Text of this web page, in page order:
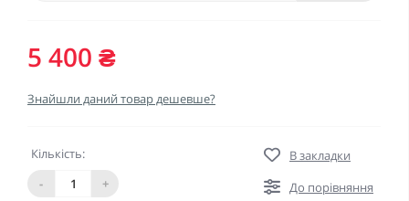
5 400 ₴
Знайшли даний товар дешевше?
Кількість:
-
+
В закладки
До порівняння